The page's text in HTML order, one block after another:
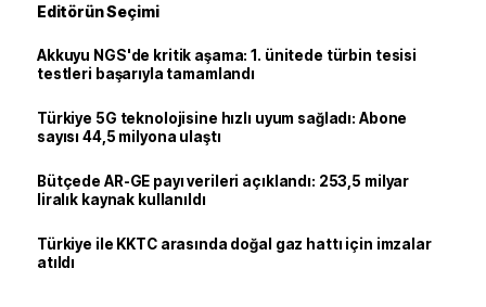
Editörün Seçimi
Akkuyu NGS'de kritik aşama: 1. ünitede türbin tesisi
testleri başarıyla tamamlandı
Türkiye 5G teknolojisine hızlı uyum sağladı: Abone
sayısı 44,5 milyona ulaştı
Bütçede AR-GE payı verileri açıklandı: 253,5 milyar
liralık kaynak kullanıldı
Türkiye ile KKTC arasında doğal gaz hattı için imzalar
atıldı